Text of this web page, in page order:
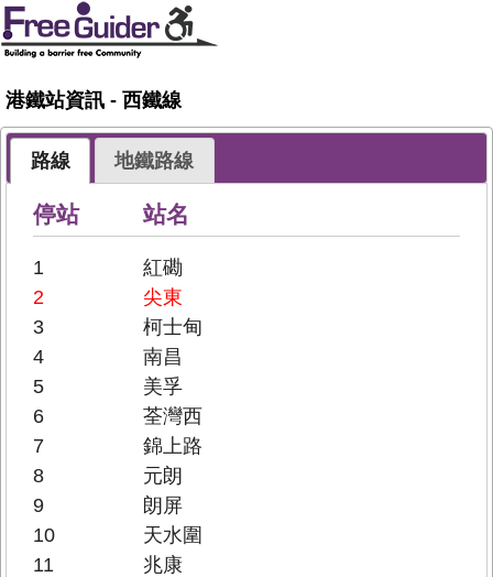
港鐵站資訊 - 西鐵線
路線 地鐵路線
停站 站名
1
紅磡
2
尖東
3
柯士甸
4
南昌
5
美孚
6
荃灣西
7
錦上路
8
元朗
9
朗屏
10
天水圍
11
兆康